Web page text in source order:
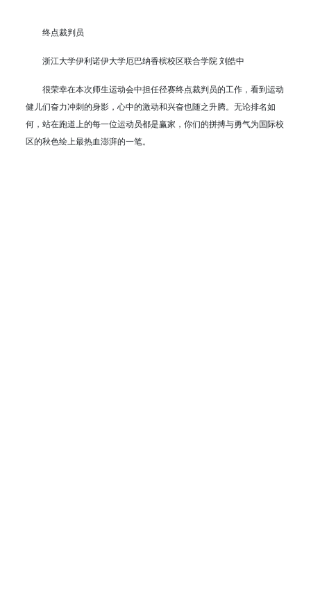
终点裁判员
浙江大学伊利诺伊大学厄巴纳香槟校区联合学院 刘皓中
很荣幸在本次师生运动会中担任径赛终点裁判员的工作，看到运动
健儿们奋力冲刺的身影，心中的激动和兴奋也随之升腾。无论排名如
何，站在跑道上的每一位运动员都是赢家，你们的拼搏与勇气为国际校
区的秋色绘上最热血澎湃的一笔。